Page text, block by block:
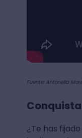
Fuente: Antonella
¿Te has